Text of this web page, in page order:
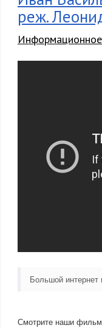
реж.
Большой интернет
Смотрите наши